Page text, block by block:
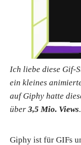
Ich liebe diese Gif-
ein kleines
auf Giphy hatte
über 3,5 Mio. Views.
Giphy ist für GIFs